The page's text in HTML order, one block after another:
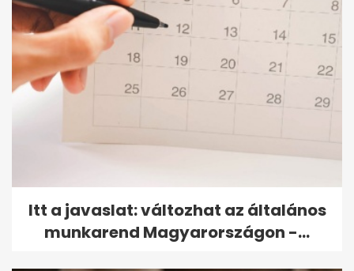
Itt a javaslat: változhat az általános
munkarend Magyarországon -...